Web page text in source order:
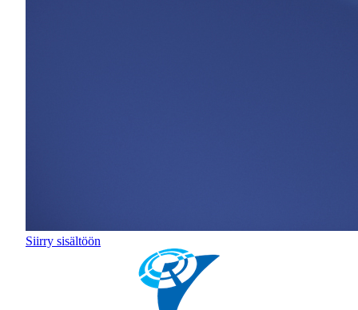
Siirry sisältöön